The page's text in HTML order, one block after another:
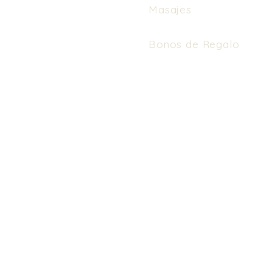
Masajes
Bonos de Regalo